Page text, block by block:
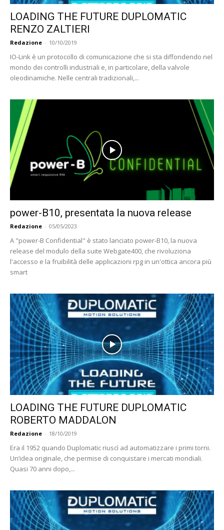
LOADING THE FUTURE DUPLOMATIC
RENZO ZALTIERI
Redazione - 10/10/2019
IO-Link è un protocollo di comunicazione che si sta diffondendo nel
mondo dei controlli industriali e, in particolare, della valvole
oleodinamiche. Nelle centrali tradizionali,...
power-B10, presentata la nuova release
Redazione - 05/05/2023
A "power-B Confidential" è stato lanciato power-B10, la nuova
release del modulo della suite Webgate400, che rivoluziona
l'accesso e la fruibilità delle applicazioni rpg in un'ottica ancora più
smart
LOADING THE FUTURE DUPLOMATIC
ROBERTO MADDALON
Redazione - 18/10/2019
Era il 1952 quando Duplomatic riuscì ad automatizzare i primi torni.
Un’idea originale, che permise di conquistare i mercati mondiali.
Quasi 70 anni dopo,...